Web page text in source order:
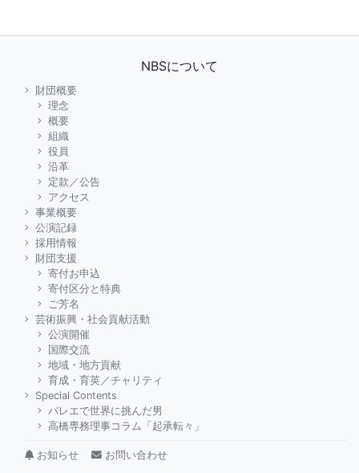
NBSについて
財団概要
理念
概要
組織
役員
沿革
定款／公告
アクセス
事業概要
公演記録
採用情報
財団支援
寄付お申込
寄付区分と特典
ご芳名
芸術振興・社会貢献活動
公演開催
国際交流
地域・地方貢献
育成・育英／チャリティ
Special Contents
バレエで世界に挑んだ男
高橋専務理事コラム「起承転々」
お知らせ お問い合わせ